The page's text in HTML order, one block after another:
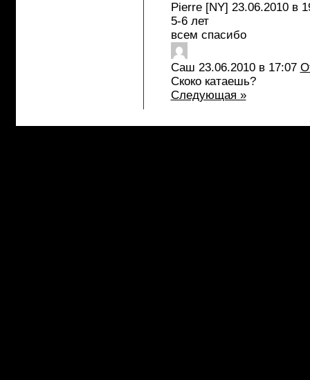
Pierre [NY] 23.06.2010 в
5-6 лет
всем спасибо
Саш 23.06.2010 в 17:07
Скоко катаешь?
Следующая »